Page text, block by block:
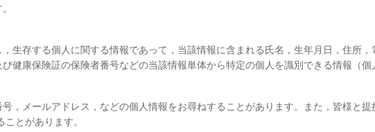
生存する個人に関する情報であって，当該情報に含まれる氏名，生年月日，住所
健康保険証の保険者番号などの当該情報単体から特定の個人を識別できる情報（個
，メールアドレス，などの個人情報をお尋ねすることがあります。また，皆様と
とがあります。